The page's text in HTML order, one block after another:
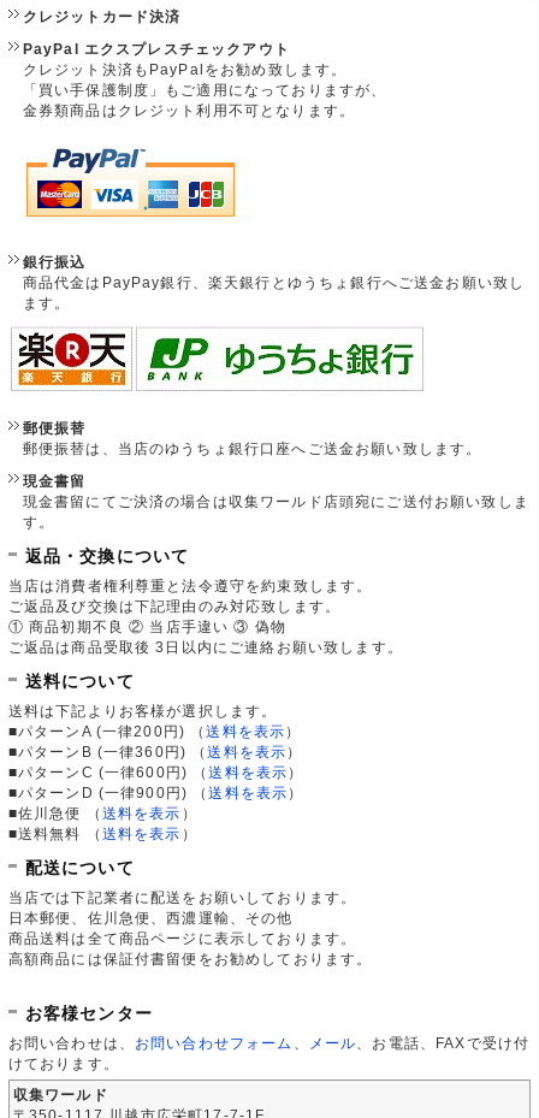
クレジットカード決済
PayPal エクスプレスチェックアウト
クレジット決済もPayPalをお勧め致します。
「買い手保護制度」もご適用になっておりますが、
金券類商品はクレジット利用不可となります。
銀行振込
商品代金はPayPay銀行、楽天銀行とゆうちょ銀行へご送金お願い致し
ます。
郵便振替
郵便振替は、当店のゆうちょ銀行口座へご送金お願い致します。
現金書留
現金書留にてご決済の場合は収集ワールド店頭宛にご送付お願い致しま
す。
返品・交換について
当店は消費者権利尊重と法令遵守を約束致します。
ご返品及び交換は下記理由のみ対応致します。
① 商品初期不良 ② 当店手違い ③ 偽物
ご返品は商品受取後 3日以内にご連絡お願い致します。
送料について
送料は下記よりお客様が選択します。
■パターンA (一律200円)
（送料を表示 ）
■パターンB (一律360円)
（送料を表示 ）
■パターンC (一律600円)
（送料を表示 ）
■パターンD (一律900円)
（送料を表示 ）
■佐川急便
（ 送料を表示 ）
■送料無料
（ 送料を表示 ）
配送について
当店では下記業者に配送をお願いしております。
日本郵便、佐川急便、西濃運輸、その他
商品送料は全て商品ページに表示しております。
高額商品には保証付書留便をお勧めしております。
お客様センター
お問い合わせは、 お問い合わせフォーム メール 、お電話、FAXで受け付
けております。
収集ワールド